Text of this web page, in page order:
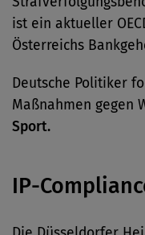
ist ein aktueller
Österreichs
Deutsche Politiker
Maßnahmen gegen
Sport.
IP-